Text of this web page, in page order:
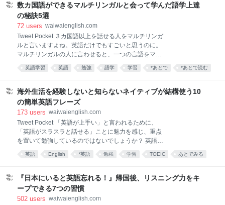
う 始めからちょっと厳しい事を書きますが、留学する
前は、どうしても「夢」を見がちです。 楽しい外国生
活、行けばそのうち何となく話せるようになるか
私(^^ゞです。 ですから、断言できます！海外留学す
れば、誰でもオートマチックに語学力が伸びる訳で
も、自然に専門知識が身に付く訳でもありません。現
地でも自分のモチベーションを持ち続け、真面目に勉
ていないか
数カ国語ができるマルチリンガルと会って学んだ語学上達
の秘訣5選
72 users waiwaienglish.com
Tweet Pocket ３カ国語以上を話せる人をマルチリンガ
ルと言いますよね。英語だけでもすごいと思うのに。
マルチリンガルの人に言わせると、一つの言語をマス
ターすると、次の言語は楽になるそうなのです。 確か
に、英語ができると、他のヨーロッパ言語は文型や単
ね。だからヨーロッパの人には４～５カ国語を話せる
人がたくさんいます。 そこで、今日はマルチリンガ
ルに教えてもらった語学上達の秘訣をご紹介したいと
語の基礎文法と単語を勉強します。文法とはその言語
の決まりごと、しくみなどです。 たとえば、日本語
は、主語が先にきて、動詞は文の一番最後です。です
が、英語は主語の次に動詞がきます。 この文法の勉
が書いてあ
英語学習 英語 勉強 語学 学習 *あとで *あとで読む
海外生活を経験しないと知らないネイティブが結構使う10
の簡単英語フレーズ
173 users waiwaienglish.com
Tweet Pocket 「英語が上手い」と言われるために、
「英語がスラスラと話せる」ことに魅力を感じ、重点
を置いて勉強しているのではないでしょうか？ 英語圏
で生活していると、たまに日本人の観光客を目にする
と思うこと、それは「知らないなんてもったいな
あるんです。 英語への意識が高いのでどうしても難し
い言葉を使ってしまうんですよね。 そこで今回は、基
本中の基本の英語でも使いこなせればネイティブのよ
英語 English *英語 勉強 学習 TOEIC あとでみる
『日本にいると英語忘れる！』帰国後、リスニング力をキ
ープできる7つの習慣
502 users waiwaienglish.com